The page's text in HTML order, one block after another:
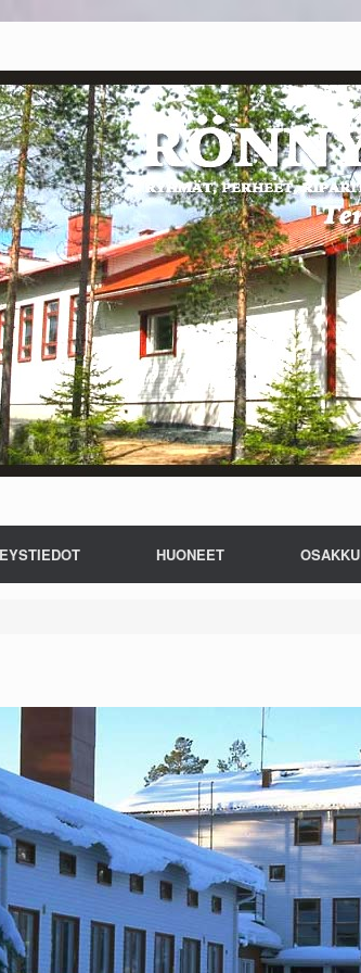
HUONEET